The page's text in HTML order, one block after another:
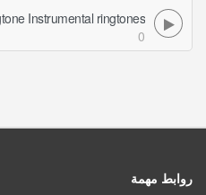
Instrumental ringtones
0
روابط مهمة